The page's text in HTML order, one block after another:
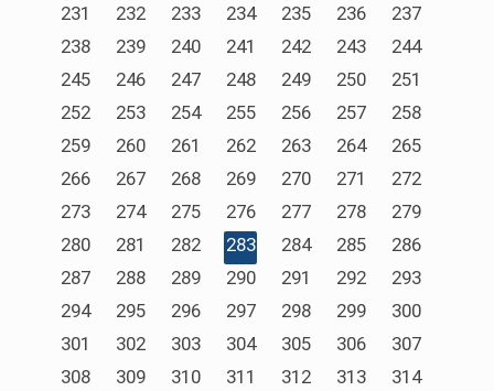
231
232 233 234 235 236
237
238
239 240 241 242 243
244
245
246 247 248 249 250
251
252
253 254 255 256 257
258
259
260 261 262 263 264
265
266
267 268 269 270 271
272
273
274 275 276 277 278
279
280
281 282 283 284 285
286
287
288 289 290 291 292
293
294
295 296 297 298 299
300
301
302 303 304 305 306
307
308
309 310 311 312 313
314